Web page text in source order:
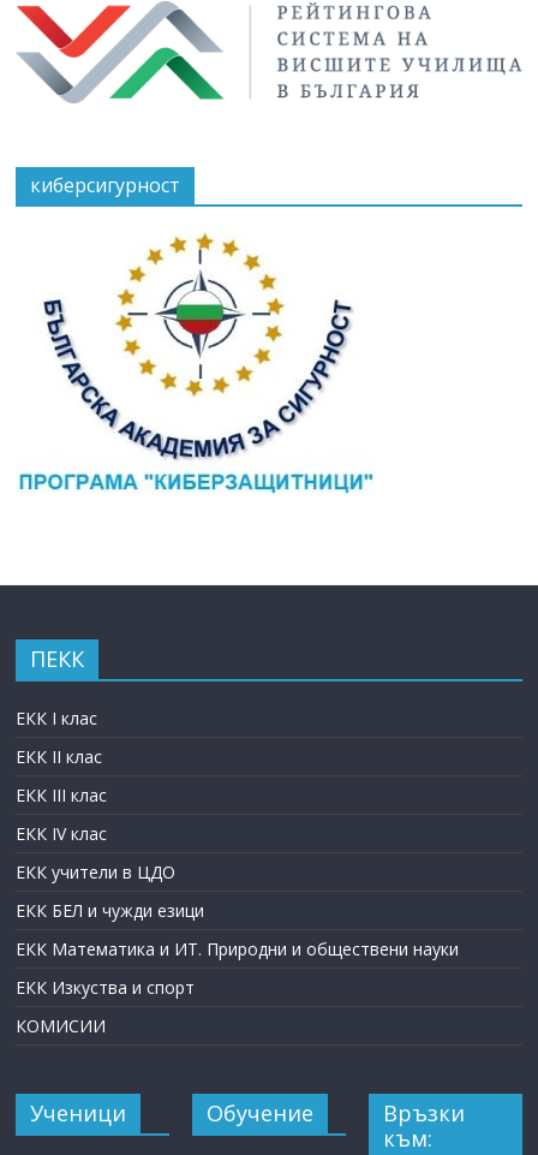
киберсигурност
ПЕКК
ЕКК I клас
ЕКК II клас
ЕКК III клас
ЕКК IV клас
ЕКК учители в ЦДО
ЕКК БЕЛ и чужди езици
ЕКК Математика и ИТ. Природни и обществени науки
ЕКК Изкуства и спорт
КОМИСИИ
Ученици Обучение
Връзки
към: